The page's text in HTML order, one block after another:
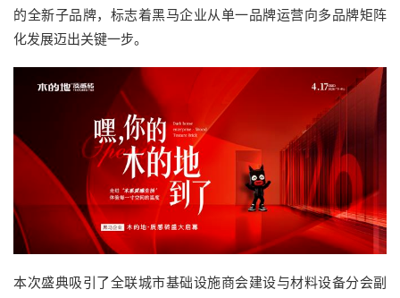
的全新子品牌，标志着黑马企业从单一品牌运营向多品牌矩阵
化发展迈出关键一步。
本次盛典吸引了全联城市基础设施商会建设与材料设备分会副